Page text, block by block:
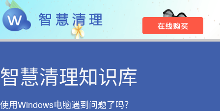
智慧清理知识库
使用Windows电脑遇到问题了吗？